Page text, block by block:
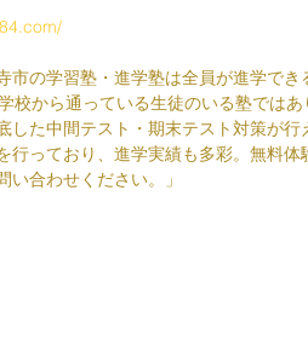
市の学習塾・進学塾は全員が進学で
校から通っている生徒のいる塾では
した中間テスト・期末テスト対策が
行っており、進学実績も多彩。無料
合わせください。」